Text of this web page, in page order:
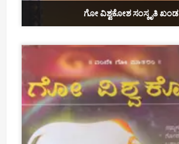
ಗೋ ವಿಶ್ವಕೋಶ ಸಂಸ್ಕೃತಿ ಖಂಡ